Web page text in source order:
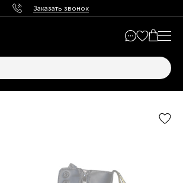
Заказать звонок